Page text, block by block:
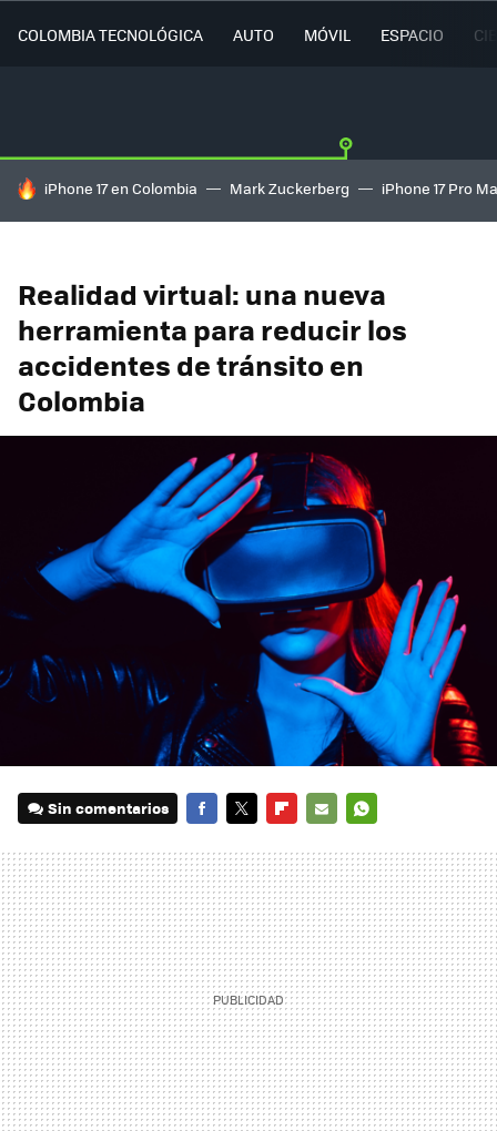
COLOMBIA TECNOLÓGICA AUTO MÓVIL ESPACIO
HOY SE HABLA DE
iPhone 17 en Colombia Mark Zuckerberg iPhone 17 Pro
Realidad virtual: una nueva
herramienta para reducir los
accidentes de tránsito en
Colombia
Sin comentarios
MAIL